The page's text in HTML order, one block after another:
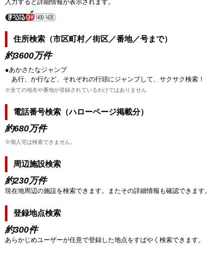
入力すると詳細情報が表示されます。
住所検索（市区町村／街区／番地／号まで）
約3600万件
●あかさたなジャンプ
あ行、か行など、それぞれの行頭にジャンプして、サクサク検索！
※全ての地名や番地が登録されているわけではありません
電話番号検索（ハローページ掲載分）
約680万件
※個人宅は検索できません。
周辺施設検索
約230万件
現在地周辺の施設を検索できます。またその詳細情報も確認できます。
登録地点検索
約300件
あらかじめユーザーが任意で登録した地点をすばやく検索できます。